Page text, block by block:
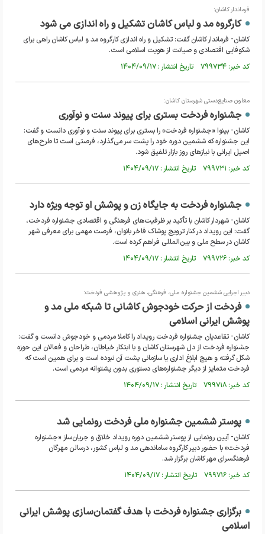
فرماندار کاشان:
کارگروه مد و لباس کاشان تشکیل و راه اندازی می شود
کاشان- فرماندار کاشان گفت: تشکیل و راه اندازی کارگروه مد و لباس کاشان راهی برای
شکوفایی اقتصادی و صیانت از هویت اسلامی است.
کد خبر: ۷۹۹۷۳۴ تاریخ انتشار : ۱۴۰۴/۰۹/۱۷
معاون صنایع‌دستی شهرستان کاشان:
جشنواره فردخت بستری برای پیوند سنت و نوآوری
کاشان- بینوا «جشنواره فردخت» را بستری برای پیوند سنت و نوآوری دانست و گفت:
این جشنواره که ششمین دوره خود را پشت سر می‌گذارد، فرصتی است تا طرح‌های
اصیل ایرانی با نیاز‌های روز بازار تلفیق شود.
کد خبر: ۷۹۹۷۳۱ تاریخ انتشار : ۱۴۰۴/۰۹/۱۷
جشنواره فردخت به جایگاه زن و پوشش او توجه ویژه دارد
کاشان- شهردار کاشان با تأکید بر ظرفیت‌های فرهنگی و اقتصادی جشنواره فردخت،
گفت: این رویداد در کنار ترویج پوشاک فاخر بانوان، فرصت مهمی برای معرفی شهر
کاشان در سطح ملی و بین‌المللی فراهم کرده است.
کد خبر: ۷۹۹۷۲۶ تاریخ انتشار : ۱۴۰۴/۰۹/۱۷
دبیر اجرایی ششمین جشنواره ملی، فرهنگی، هنری و پژوهشی فردخت:
فردخت از حرکت خودجوش کاشانی تا شبکه ملی مد و
پوشش ایرانی اسلامی
کاشان- تقاعدیان جشنواره فردخت رویداد را کاملا مردمی و خودجوش دانست و گفت:
جشنواره فردخت از دل شهرستان کاشان و با ابتکار خیاطان، طراحان و فعالان این حوزه
شکل گرفته و هیچ ابلاغ اداری یا سازمانی پشت آن نبوده است و برای همین است که
فردخت متمایز از دیگر جشنواره‌های دستوری بدون پشتوانه مردمی است.
کد خبر: ۷۹۹۷۱۸ تاریخ انتشار : ۱۴۰۴/۰۹/۱۷
پوستر ششمین جشنواره ملی فردخت رونمایی شد
کاشان- آیین رونمایی از پوستر ششمین دوره رویداد خلاق و جریان‌ساز «جشنواره
فردخت» با حضور دبیر کارگروه ساماندهی مد و لباس کشور، درسالن مهرگان
فرهنگسرای مهر کاشان برگزار شد.
کد خبر: ۷۹۹۷۱۶ تاریخ انتشار : ۱۴۰۴/۰۹/۱۷
برگزاری جشنواره فردخت با هدف گفتمان‌سازی پوشش ایرانی
اسلامی